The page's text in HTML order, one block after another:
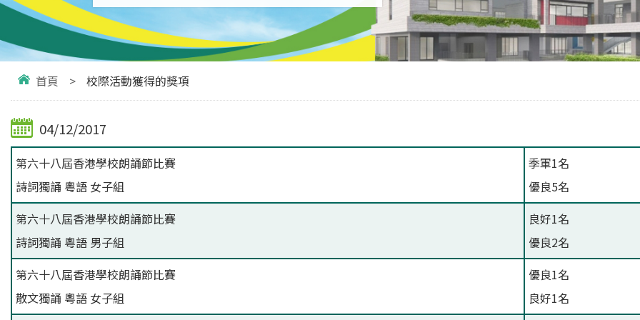
首頁 > 校際活動獲得的獎項
04/12/2017
第六十八屆香港學校朗誦節比賽
詩詞獨誦 粵語 女子組
季軍1名
優良5名
第六十八屆香港學校朗誦節比賽
詩詞獨誦 粵語 男子組
良好1名
優良2名
第六十八屆香港學校朗誦節比賽
散文獨誦 粵語 女子組
優良1名
良好1名